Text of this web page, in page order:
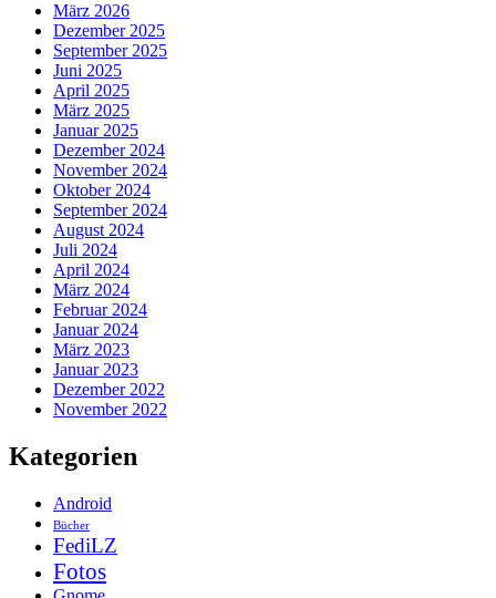
März 2026
Dezember 2025
September 2025
Juni 2025
April 2025
März 2025
Januar 2025
Dezember 2024
November 2024
Oktober 2024
September 2024
August 2024
Juli 2024
April 2024
März 2024
Februar 2024
Januar 2024
März 2023
Januar 2023
Dezember 2022
November 2022
Kategorien
Android
Bücher
FediLZ
Fotos